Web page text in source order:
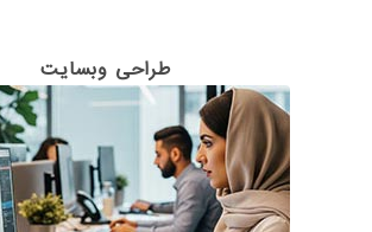
طراحی وبسایت